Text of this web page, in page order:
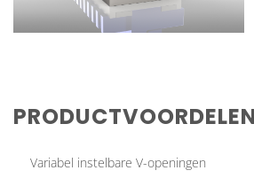
Variabel instelbare V-openingen